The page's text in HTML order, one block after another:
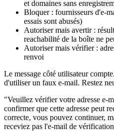
et domaines sans
Bloquer : fournisseurs d'e-
essais sont abusés)
Autoriser mais avertir :
reachabilité de la boîte ne
Autoriser mais vérifier :
renvoi
Le message côté utilisateur
d'utiliser un faux e-mail. Restez
"Veuillez vérifier votre adresse e-
confirmer que cette adresse peut
correcte, vous pouvez continuer,
receviez pas l'e-mail de